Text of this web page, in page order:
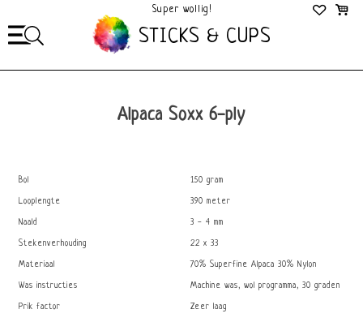
Super wollig!
STICKS & CUPS
Alpaca Soxx 6-ply
Bol 150 gram
Looplengte 390 meter
Naald 3 - 4 mm
Stekenverhouding 22 x 33
Materiaal 70% Superfine Alpaca 30% Nylon
Was instructies Machine was, wol programma, 30 graden
Prik factor Zeer laag